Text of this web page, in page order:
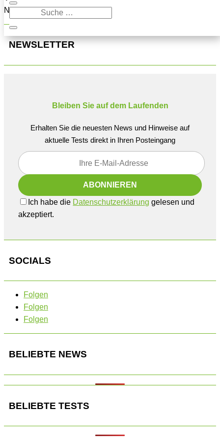
Navigation oben, um den Beitrag zu finden.
NEWSLETTER
Bleiben Sie auf dem Laufenden
Erhalten Sie die neuesten News und Hinweise auf
aktuelle Tests direkt in Ihren Posteingang
Ich habe die Datenschutzerklärung gelesen und
akzeptiert.
SOCIALS
Folgen
Folgen
Folgen
BELIEBTE NEWS
BELIEBTE TESTS